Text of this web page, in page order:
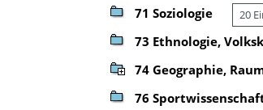
71 Soziologie 20
73 Ethnologie,
74 Geographie,
76